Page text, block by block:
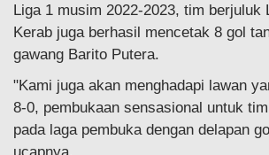
Liga 1 musim 2022-2023, tim berjuluk
Kerab juga berhasil mencetak 8 gol
gawang Barito Putera.
"Kami juga akan menghadapi lawan
8-0, pembukaan sensasional untuk
pada laga pembuka dengan delapan